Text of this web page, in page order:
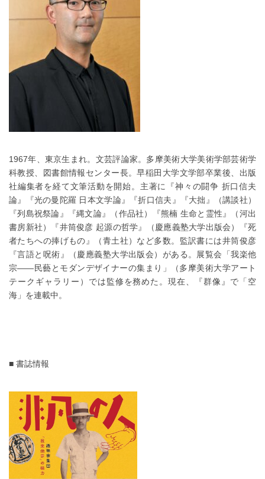
1967年、東京生まれ。文芸評論家。多摩美術大学美術学部芸術学
科教授、図書館情報センター長。早稲田大学文学部卒業後、出版
社編集者を経て文筆活動を開始。主著に『神々の闘争 折口信夫
論』『光の曼陀羅 日本文学論』『折口信夫』『大拙』（講談社）
『列島祝祭論』『縄文論』（作品社）『熊楠 生命と霊性』（河出
書房新社）『井筒俊彦 起源の哲学』（慶應義塾大学出版会）『死
者たちへの捧げもの』（青土社）など多数。監訳書には井筒俊彦
『言語と呪術』（慶應義塾大学出版会）がある。展覧会「我楽他
宗——民藝とモダンデザイナーの集まり」（多摩美術大学アート
テークギャラリー）では監修を務めた。現在、『群像』で「空
海」を連載中。
■ 書誌情報